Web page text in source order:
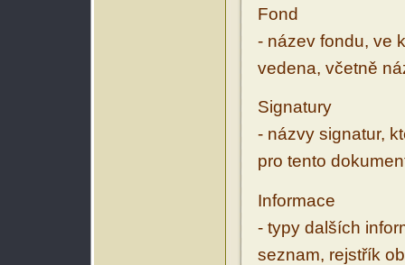
Fond
- název fondu, ve
vedena, včetně
Signatury
- názvy signatur,
pro tento
Informace
- typy dalších
seznam, rejstřík